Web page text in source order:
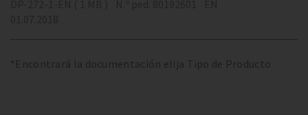
*Encontrará la documentación elija Tipo de Producto